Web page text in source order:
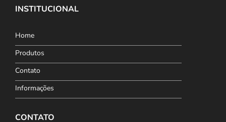
INSTITUCIONAL
Home
Produtos
Contato
Informações
CONTATO